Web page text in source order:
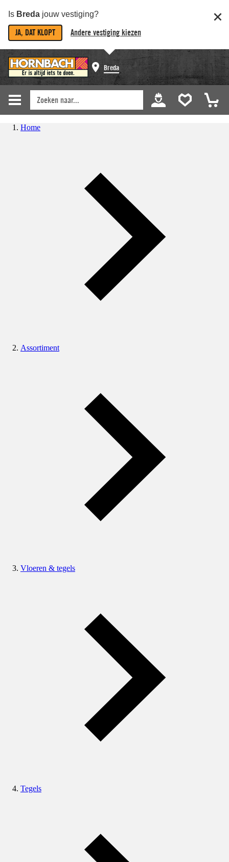
Is Breda jouw vestiging?
JA, DAT KLOPT Andere vestiging kiezen
Breda
Home
Assortiment
Vloeren & tegels
Tegels